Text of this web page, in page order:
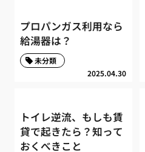
プロパンガス利用なら
給湯器は？
2025.04.30
未分類
トイレ逆流、もしも賃
貸で起きたら？知って
おくべきこと